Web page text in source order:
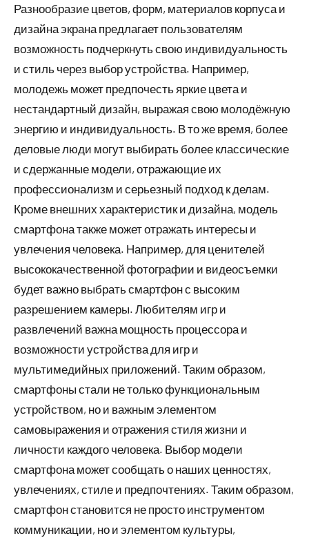
Разнообразие цветов, форм, материалов корпуса и
дизайна экрана предлагает пользователям
возможность подчеркнуть свою индивидуальность
и стиль через выбор устройства. Например,
молодежь может предпочесть яркие цвета и
нестандартный дизайн, выражая свою молодёжную
энергию и индивидуальность. В то же время, более
деловые люди могут выбирать более классические
и сдержанные модели, отражающие их
профессионализм и серьезный подход к делам.
Кроме внешних характеристик и дизайна, модель
смартфона также может отражать интересы и
увлечения человека. Например, для ценителей
высококачественной фотографии и видеосъемки
будет важно выбрать смартфон с высоким
разрешением камеры. Любителям игр и
развлечений важна мощность процессора и
возможности устройства для игр и
мультимедийных приложений. Таким образом,
смартфоны стали не только функциональным
устройством, но и важным элементом
самовыражения и отражения стиля жизни и
личности каждого человека. Выбор модели
смартфона может сообщать о наших ценностях,
увлечениях, стиле и предпочтениях. Таким образом,
смартфон становится не просто инструментом
коммуникации, но и элементом культуры,